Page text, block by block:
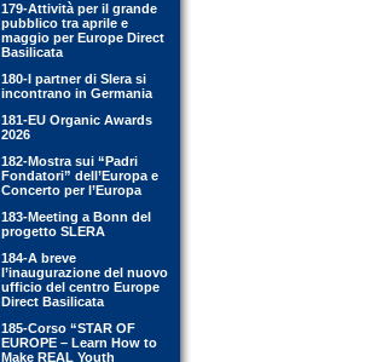
179-Attività per il grande
pubblico tra aprile e
maggio per Europe Direct
Basilicata
180-I partner di Slera si
incontrano in Germania
181-EU Organic Awards
2026
182-Mostra sui “Padri
Fondatori” dell’Europa e
Concerto per l’Europa
183-Meeting a Bonn del
progetto SLERA
184-A breve
l’inaugurazione del nuovo
ufficio del centro Europe
Direct Basilicata
185-Corso “STAR OF
EUROPE – Learn How to
Make REAL Youth